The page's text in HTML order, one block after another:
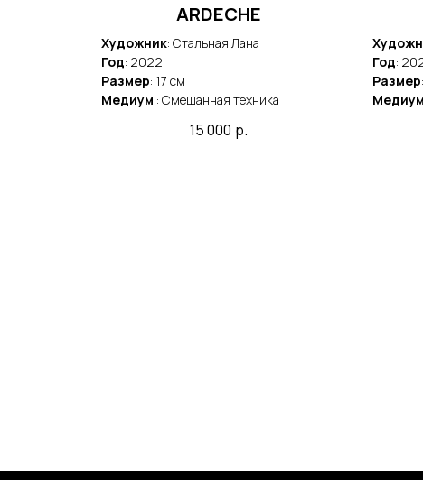
ARDECHE
Художник: Стальная Лана
Год: 2022
Размер: 17 cм
Медиум : Смешанная техника
15 000 р.
Год:
Размер
Медиум